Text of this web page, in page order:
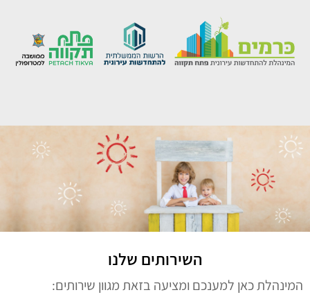
השירותים שלנו
המינהלת כאן למענכם ומציעה בזאת מגוון שירותים: